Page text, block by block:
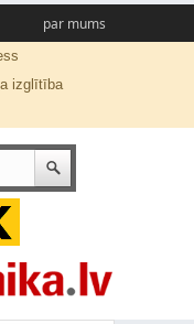
par mums
izglītība